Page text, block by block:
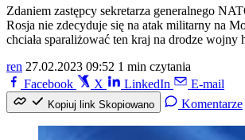
Zdaniem zastępcy sekretarza generalnego
Rosja nie zdecyduje się na atak militarny na
chciała sparaliżować ten kraj na drodze wojny
ren 27.02.2023 09:52 1 min czytania
Facebook
X LinkedIn E-mail
Kopiuj link Skopiowano Komentarze